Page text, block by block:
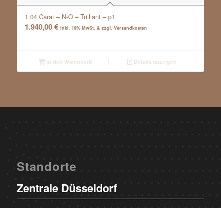
1.04 Carat – N-O – Trilliant – p1
1.940,00€ inkl. 19% MwSt. & zzgl. Versandkosten
In den Warenkorb Details anzeigen
Standorte
Zentrale Düsseldorf